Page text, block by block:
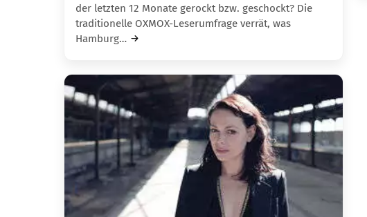
der letzten 12 Monate gerockt bzw. geschockt? Die
traditionelle OXMOX-Leserumfrage verrät, was
Hamburg…